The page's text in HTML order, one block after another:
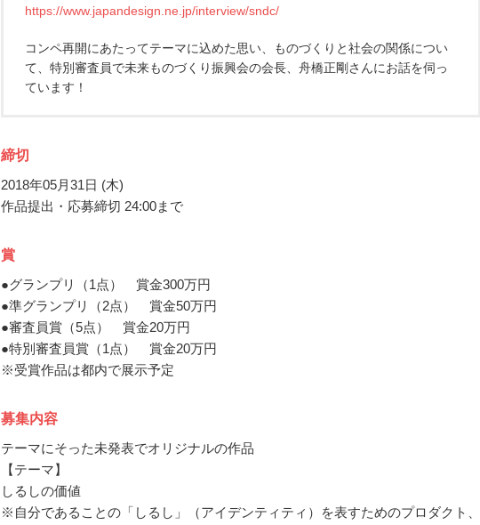
https://www.japandesign.ne.jp/interview/sndc/
コンペ再開にあたってテーマに込めた思い、ものづくりと社会の関係につい
て、特別審査員で未来ものづくり振興会の会長、舟橋正剛さんにお話を伺っ
ています！
締切
2018年05月31日 (木)
作品提出・応募締切 24:00まで
賞
●グランプリ（1点） 賞金300万円
●準グランプリ（2点） 賞金50万円
●審査員賞（5点） 賞金20万円
●特別審査員賞（1点） 賞金20万円
※受賞作品は都内で展示予定
募集内容
テーマにそった未発表でオリジナルの作品
【テーマ】
しるしの価値
※自分であることの「しるし」（アイデンティティ）を表すためのプロダクト、